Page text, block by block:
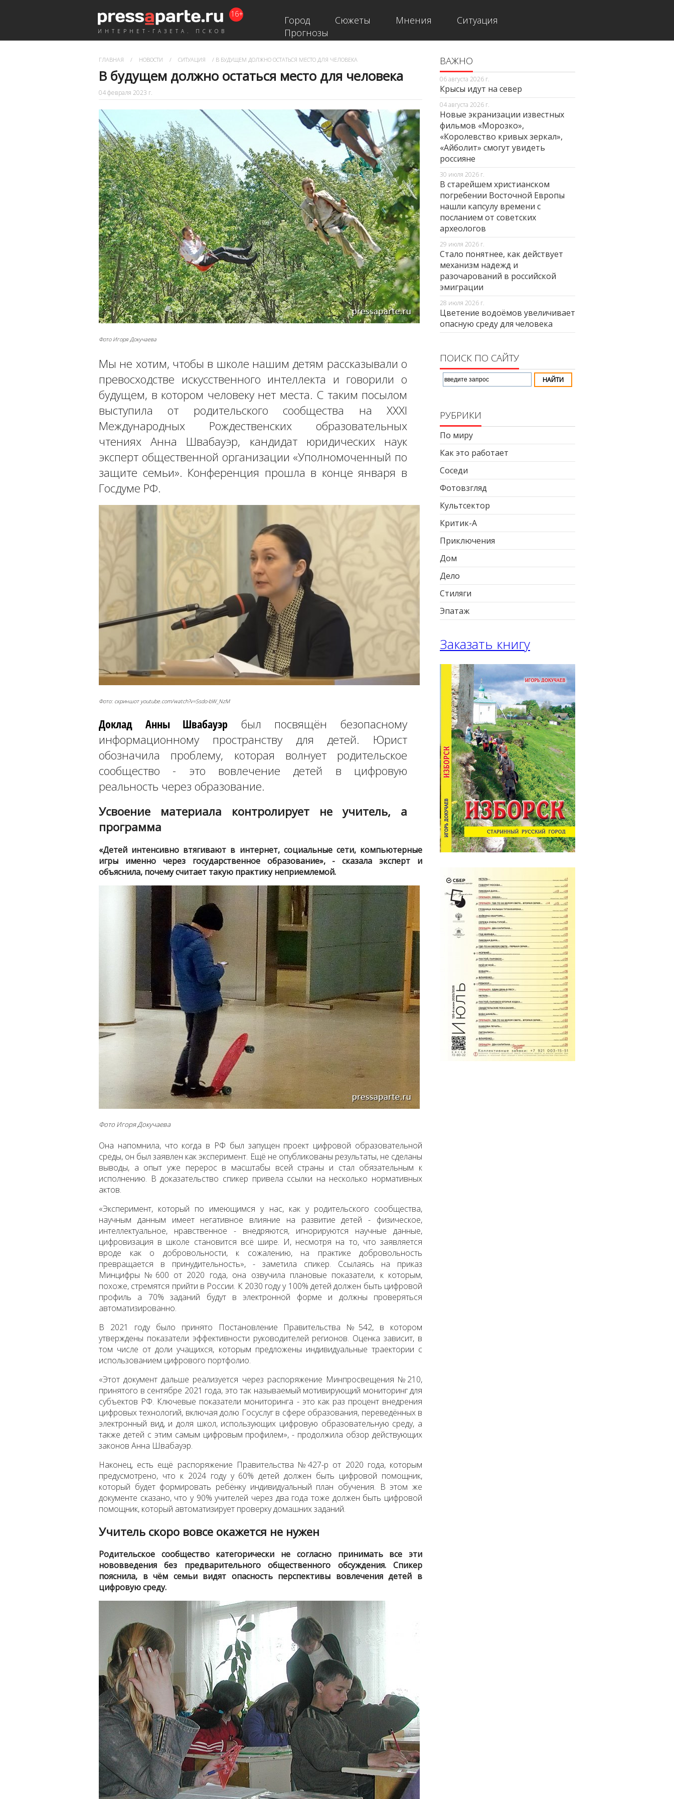
ИНТЕРНЕТ-ГАЗЕТА. ПСКОВ
16+
Город Сюжеты Мнения
Ситуация
Прогнозы
ГЛАВНАЯ / НОВОСТИ / СИТУАЦИЯ / В БУДУЩЕМ ДОЛЖНО ОСТАТЬСЯ МЕСТО ДЛЯ ЧЕЛОВЕКА
В будущем должно остаться место для человека
04 февраля 2023 г.
Фото Игоря Докучаева
Мы не хотим, чтобы в школе нашим детям рассказывали о
превосходстве искусственного интеллекта и говорили о
будущем, в котором человеку нет места. С таким посылом
выступила от родительского сообщества на ХХХI
Международных Рождественских образовательных
чтениях Анна Швабауэр, кандидат юридических наук
эксперт общественной организации «Уполномоченный по
защите семьи». Конференция прошла в конце января в
Госдуме РФ.
Фото: скриншот youtube.com/watch?v=Ssdo-bW_NzM
Доклад Анны Швабауэр был посвящён безопасному
информационному пространству для детей. Юрист
обозначила проблему, которая волнует родительское
сообщество - это вовлечение детей в цифровую
реальность через образование.
Усвоение материала контролирует не учитель, а
программа
«Детей интенсивно втягивают в интернет, социальные сети, компьютерные
игры именно через государственное образование», - сказала эксперт и
объяснила, почему считает такую практику неприемлемой.
Фото Игоря Докучаева
Она напомнила, что когда в РФ был запущен проект цифровой образовательной
среды, он был заявлен как эксперимент. Ещё не опубликованы результаты, не сделаны
выводы, а опыт уже перерос в масштабы всей страны и стал обязательным к
исполнению. В доказательство спикер привела ссылки на несколько нормативных
актов.
«Эксперимент, который по имеющимся у нас, как у родительского сообщества,
научным данным имеет негативное влияние на развитие детей - физическое,
интеллектуальное, нравственное - внедряются, игнорируются научные данные,
цифровизация в школе становится всё шире. И, несмотря на то, что заявляется
вроде как о добровольности, к сожалению, на практике добровольность
превращается в принудительность», - заметила спикер. Ссылаясь на приказ
Минцифры №600 от 2020 года, она озвучила плановые показатели, к которым,
похоже, стремятся прийти в России. К 2030 году у 100% детей должен быть цифровой
профиль а 70% заданий будут в электронной форме и должны проверяться
автоматизированно.
В 2021 году было принято Постановление Правительства №542, в котором
утверждены показатели эффективности руководителей регионов. Оценка зависит, в
том числе от доли учащихся, которым предложены индивидуальные траектории с
использованием цифрового портфолио.
«Этот документ дальше реализуется через распоряжение Минпросвещения №210,
принятого в сентябре 2021 года, это так называемый мотивирующий мониторинг для
субъектов РФ. Ключевые показатели мониторинга - это как раз процент внедрения
цифровых технологий, включая долю Госуслуг в сфере образования, переведённых в
электронный вид, и доля школ, использующих цифровую образовательную среду, а
также детей с этим самым цифровым профилем», - продолжила обзор действующих
законов Анна Швабауэр.
Наконец, есть ещё распоряжение Правительства №427-р от 2020 года, которым
предусмотрено, что к 2024 году у 60% детей должен быть цифровой помощник,
который будет формировать ребёнку индивидуальный план обучения. В этом же
документе сказано, что у 90% учителей через два года тоже должен быть цифровой
помощник, который автоматизирует проверку домашних заданий.
Учитель скоро вовсе окажется не нужен
Родительское сообщество категорически не согласно принимать все эти
нововведения без предварительного общественного обсуждения. Спикер
пояснила, в чём семьи видят опасность перспективы вовлечения детей в
цифровую среду.
ВАЖНО
06 августа 2026 г.
Крысы идут на север
04 августа 2026 г.
Новые экранизации известных
фильмов «Морозко»,
«Королевство кривых зеркал»,
«Айболит» смогут увидеть
россияне
30 июля 2026 г.
В старейшем христианском
погребении Восточной Европы
нашли капсулу времени с
посланием от советских
археологов
29 июля 2026 г.
Стало понятнее, как действует
механизм надежд и
разочарований в российской
эмиграции
28 июля 2026 г.
Цветение водоёмов увеличивает
опасную среду для человека
ПОИСК ПО САЙТУ
РУБРИКИ
По миру
Как это работает
Соседи
Фотовзгляд
Культсектор
Критик-А
Приключения
Дом
Дело
Стиляги
Эпатаж
Заказать книгу